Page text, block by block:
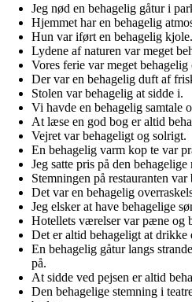
Jeg nød en behagelig gåtur i
Hjemmet har en behagelig
Hun var iført en behagelig kjole.
Lydene af naturen var meget
Vores ferie var meget behagelig
Der var en behagelig duft af
Stolen var behagelig at sidde i.
Vi havde en behagelig samtale
At læse en god bog er altid
Vejret var behageligt og solrigt.
En behagelig varm kop te var
Jeg satte pris på den
Stemningen på restauranten
Det var en behagelig
Jeg elsker at have behagelige
Hotellets værelser var pæne og
Det er altid behageligt at
En behagelig gåtur langs
på.
At sidde ved pejsen er altid
Den behagelige stemning i